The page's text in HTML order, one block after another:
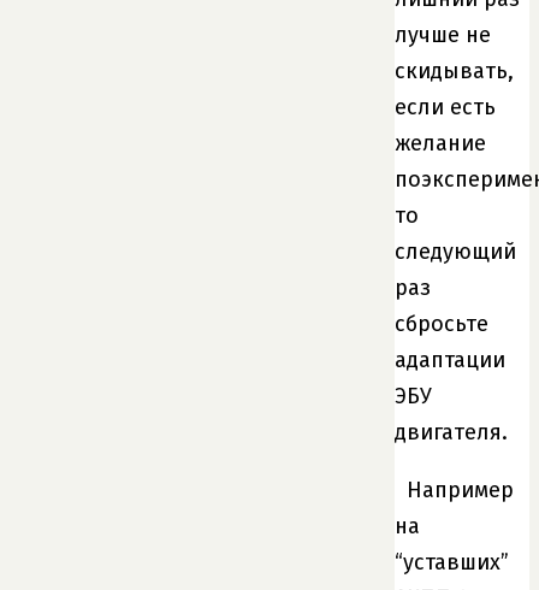
лучше не
скидывать,
если есть
желание
то
следующий
раз
сбросьте
адаптации
ЭБУ
двигателя.
Например
на
“уставших”